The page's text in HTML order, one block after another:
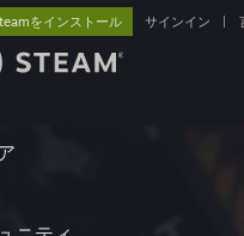
をインストール サインイン